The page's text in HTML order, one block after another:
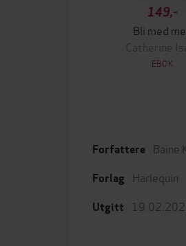
149,-
Bli med
Catherine
EBOK
Forfattere Baine
Forlag Harlequin
Utgitt